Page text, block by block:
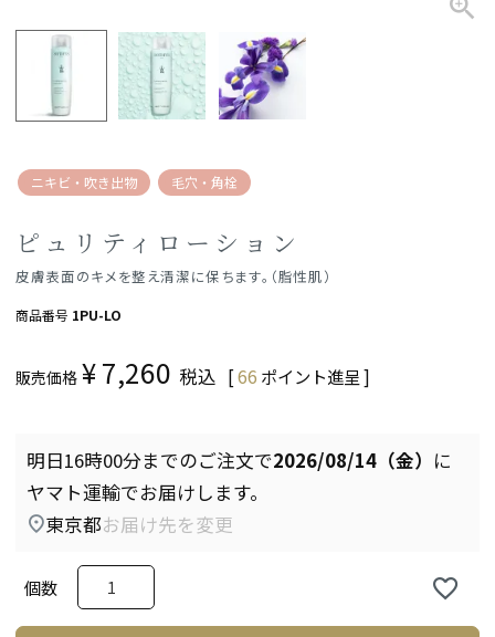
ニキビ・吹き出物 毛穴・角栓
皮膚表面のキメを整え清潔に保ちます。（脂性肌）
ピュリティローション
商品番号 1PU-LO
販売価格 ¥7,260 税込 [66 ポイント進呈 ]
明日16時00分までのご注文で2026/08/14（金） に
ヤマト運輸でお届けします。
東京都お届け先を変更